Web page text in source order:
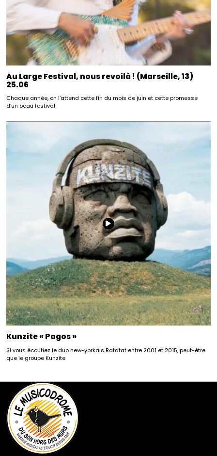
Au Large Festival, nous revoilà ! (Marseille, 13)
25.06
Chaque année, on l’attend cette fin du mois de juin et cette promesse
d’un beau festival
Kunzite « Pagos »
Si vous écoutiez le duo new-yorkais Ratatat entre 2001 et 2015, peut-être
que le groupe Kunzite